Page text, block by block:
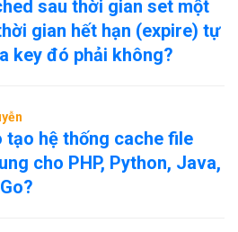
sau thời gian set một
gian hết hạn (expire) tự
key đó phải không?
tạo hệ thống cache file
cho PHP, Python, Java,